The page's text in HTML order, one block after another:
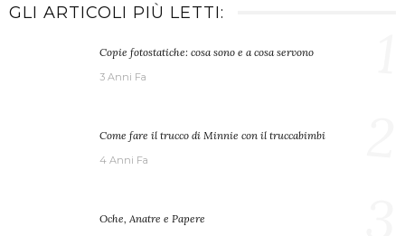
GLI ARTICOLI PIÙ LETTI:
Copie fotostatiche: cosa sono e a cosa servono
3 Anni Fa
Come fare il trucco di Minnie con il truccabimbi
4 Anni Fa
Oche, Anatre e Papere